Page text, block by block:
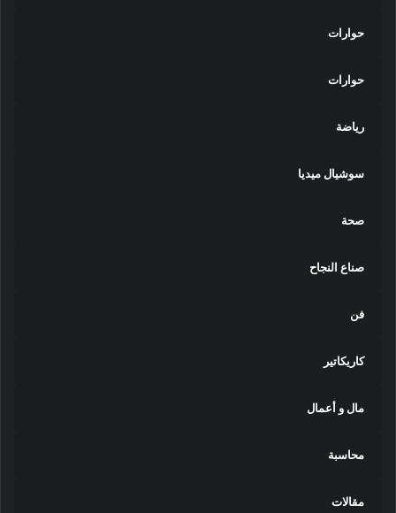
حوارات
حوارات
رياضة
سوشيال ميديا
صحة
صناع النجاح
فن
كاريكاتير
مال و أعمال
محاسبة
مقالات